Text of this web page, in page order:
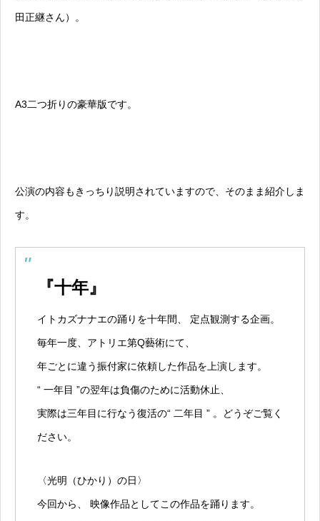
田正継さん）。
A3二つ折りの豪華版です。
公演の内容もきっちり説明されていますので、そのまま紹介しま
す。
『十年』
イトカズナナエの踊りを十年間、 定点観測する企画。
毎年一度、アトリエ第Q藝術にて、
年ごとに違う振付家に依頼した作品を上演します。
“ 一年目 ”の翌年は負傷のために活動休止、
実際は三年目に行なう復活の“ 二年目 ” 。どうぞご覧く
ださい。
〈光明（ひかり）の日〉
今回から、 映像作品としてこの作品を踊ります。